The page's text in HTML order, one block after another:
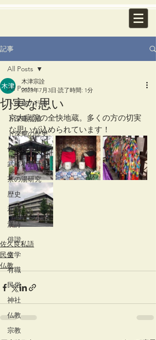
記事
All Posts
卜深庵の行事
卜深庵点描
卜深庵の歴史
佐久良私語
武者小路千家
茶の湯研究
歴史
和歌
漢詩
俳諧
文学
有職
民俗
神社
仏教
宗教
All Posts
切実な思い
木津宗詮
2023年7月3日 読了時間: 1分
京大病院の全快地蔵。多くの方の切実
な思いが込められています！
佐久良私語
民俗
仏教